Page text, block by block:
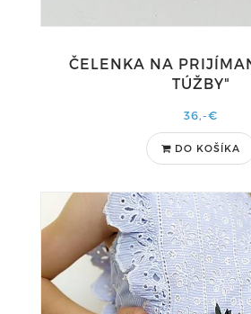
ČELENKA NA
TÚŽBY"
36,-€
DO KOŠÍKA